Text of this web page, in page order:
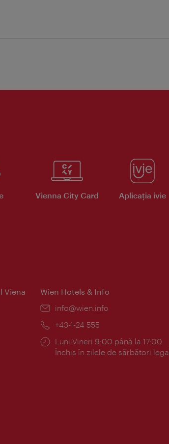
Vienna City Card Aplicaţia ivie
Viena
Wien Hotels & Info
E-
info@wien.info
Telefon:
+43-1-24 555
Program:
Luni-Vineri 9:00 până la 17:00
Închis în zilele de sărbători